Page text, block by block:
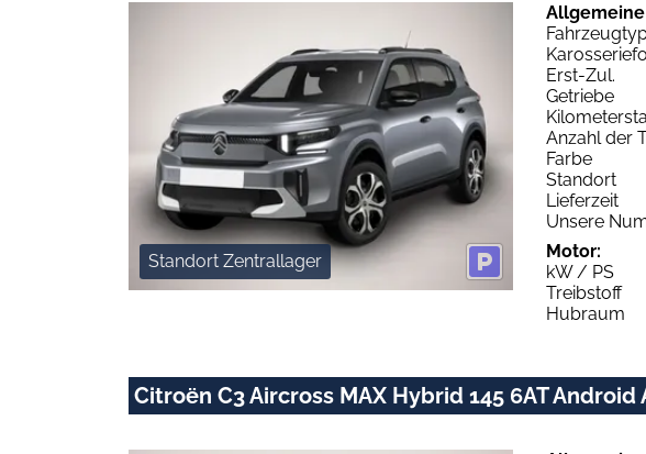
Standort Zentrallager
Allgemeine
Erst-Zul.
Getriebe
Anzahl der
Farbe
Standort
Lieferzeit
Unsere
Motor:
kW / PS
Treibstoff
Hubraum
Citroën C3 Aircross MAX Hybrid 145 6AT Android